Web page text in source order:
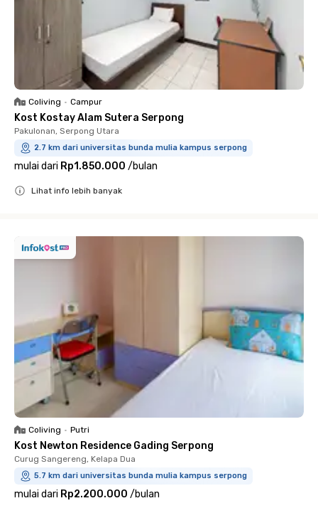
Coliving • Campur
Kost Kostay Alam Sutera Serpong
Pakulonan, Serpong Utara
2.7 km dari universitas bunda mulia kampus serpong
mulai dari Rp1.850.000 /bulan
Lihat info lebih banyak
Coliving • Putri
Kost Newton Residence Gading Serpong
Curug Sangereng, Kelapa Dua
5.7 km dari universitas bunda mulia kampus serpong
mulai dari Rp2.200.000 /bulan